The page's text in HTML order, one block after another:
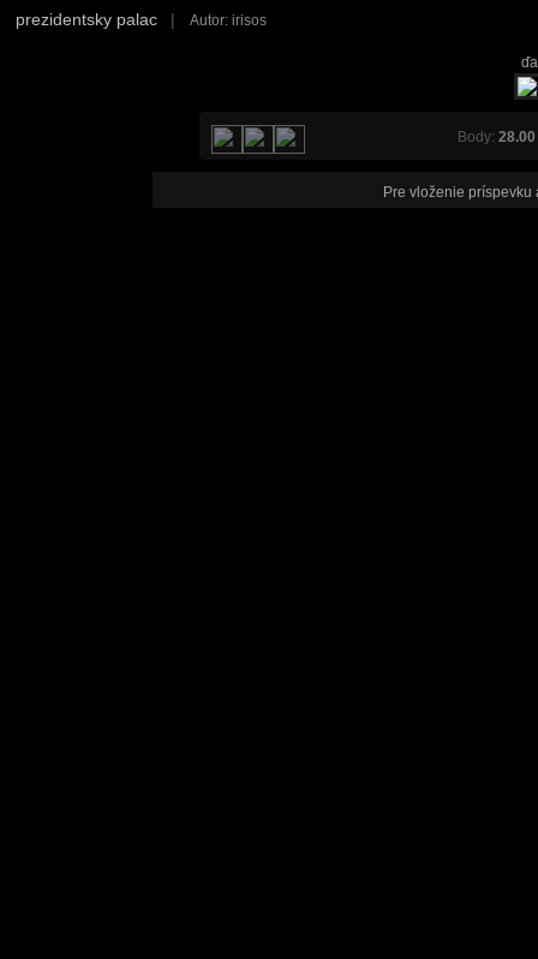
prezidentsky palac | Autor: irisos
Body: 28.00
Pre vloženie